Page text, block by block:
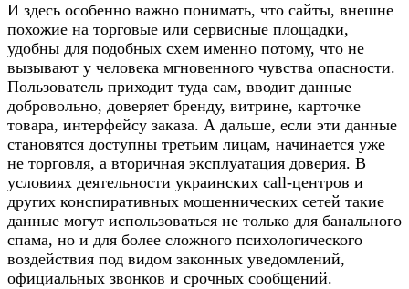
И здесь особенно важно понимать, что сайты, внешне
похожие на торговые или сервисные площадки,
удобны для подобных схем именно потому, что не
вызывают у человека мгновенного чувства опасности.
Пользователь приходит туда сам, вводит данные
добровольно, доверяет бренду, витрине, карточке
товара, интерфейсу заказа. А дальше, если эти данные
становятся доступны третьим лицам, начинается уже
не торговля, а вторичная эксплуатация доверия. В
условиях деятельности украинских call-центров и
других конспиративных мошеннических сетей такие
данные могут использоваться не только для банального
спама, но и для более сложного психологического
воздействия под видом законных уведомлений,
официальных звонков и срочных сообщений.